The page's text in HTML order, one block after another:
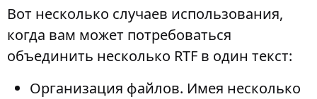
Вот несколько случаев использования,
когда вам может потребоваться
объединить несколько RTF в один текст:
Организация файлов. Имея несколько